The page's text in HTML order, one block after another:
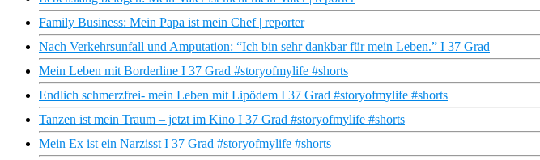
Family Business: Mein Papa ist mein Chef | reporter
Nach Verkehrsunfall und Amputation: “Ich bin sehr dankbar für mein Leben.” I 37 Grad
Mein Leben mit Borderline I 37 Grad #storyofmylife #shorts
Endlich schmerzfrei- mein Leben mit Lipödem I 37 Grad #storyofmylife #shorts
Tanzen ist mein Traum – jetzt im Kino I 37 Grad #storyofmylife #shorts
Mein Ex ist ein Narzisst I 37 Grad #storyofmylife #shorts